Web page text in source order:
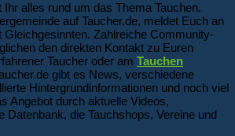
Ihr alles rund um das Thema Tauchen.
auf Taucher.de, meldet Euch an
Gleichgesinnten. Zahlreiche Community-
den direkten Kontakt zu Euren
Taucher oder am Tauchen
gibt es News, verschiedene
Hintergrundinformationen und noch viel
Angebot durch aktuelle Videos,
Datenbank, die Tauchshops, Vereine und